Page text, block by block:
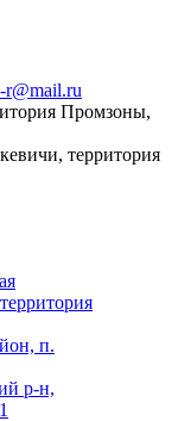
Промзоны,
территория
п.
р-н,